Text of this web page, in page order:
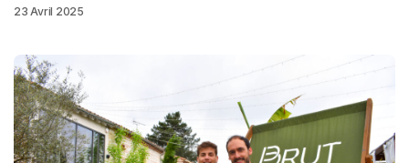
23 Avril 2025